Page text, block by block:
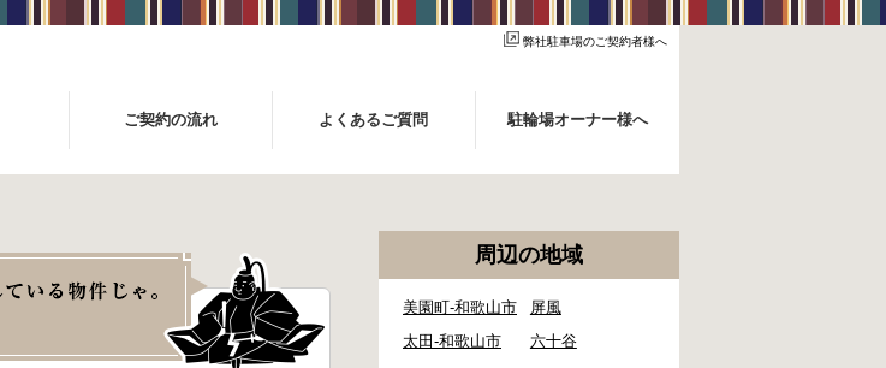
弊社駐車場のご契約者様へ
ご契約の流れ よくあるご質問 駐輪場オーナー様へ
周辺の地域
美園町-和歌山市
屏風
太田-和歌山市
六十谷